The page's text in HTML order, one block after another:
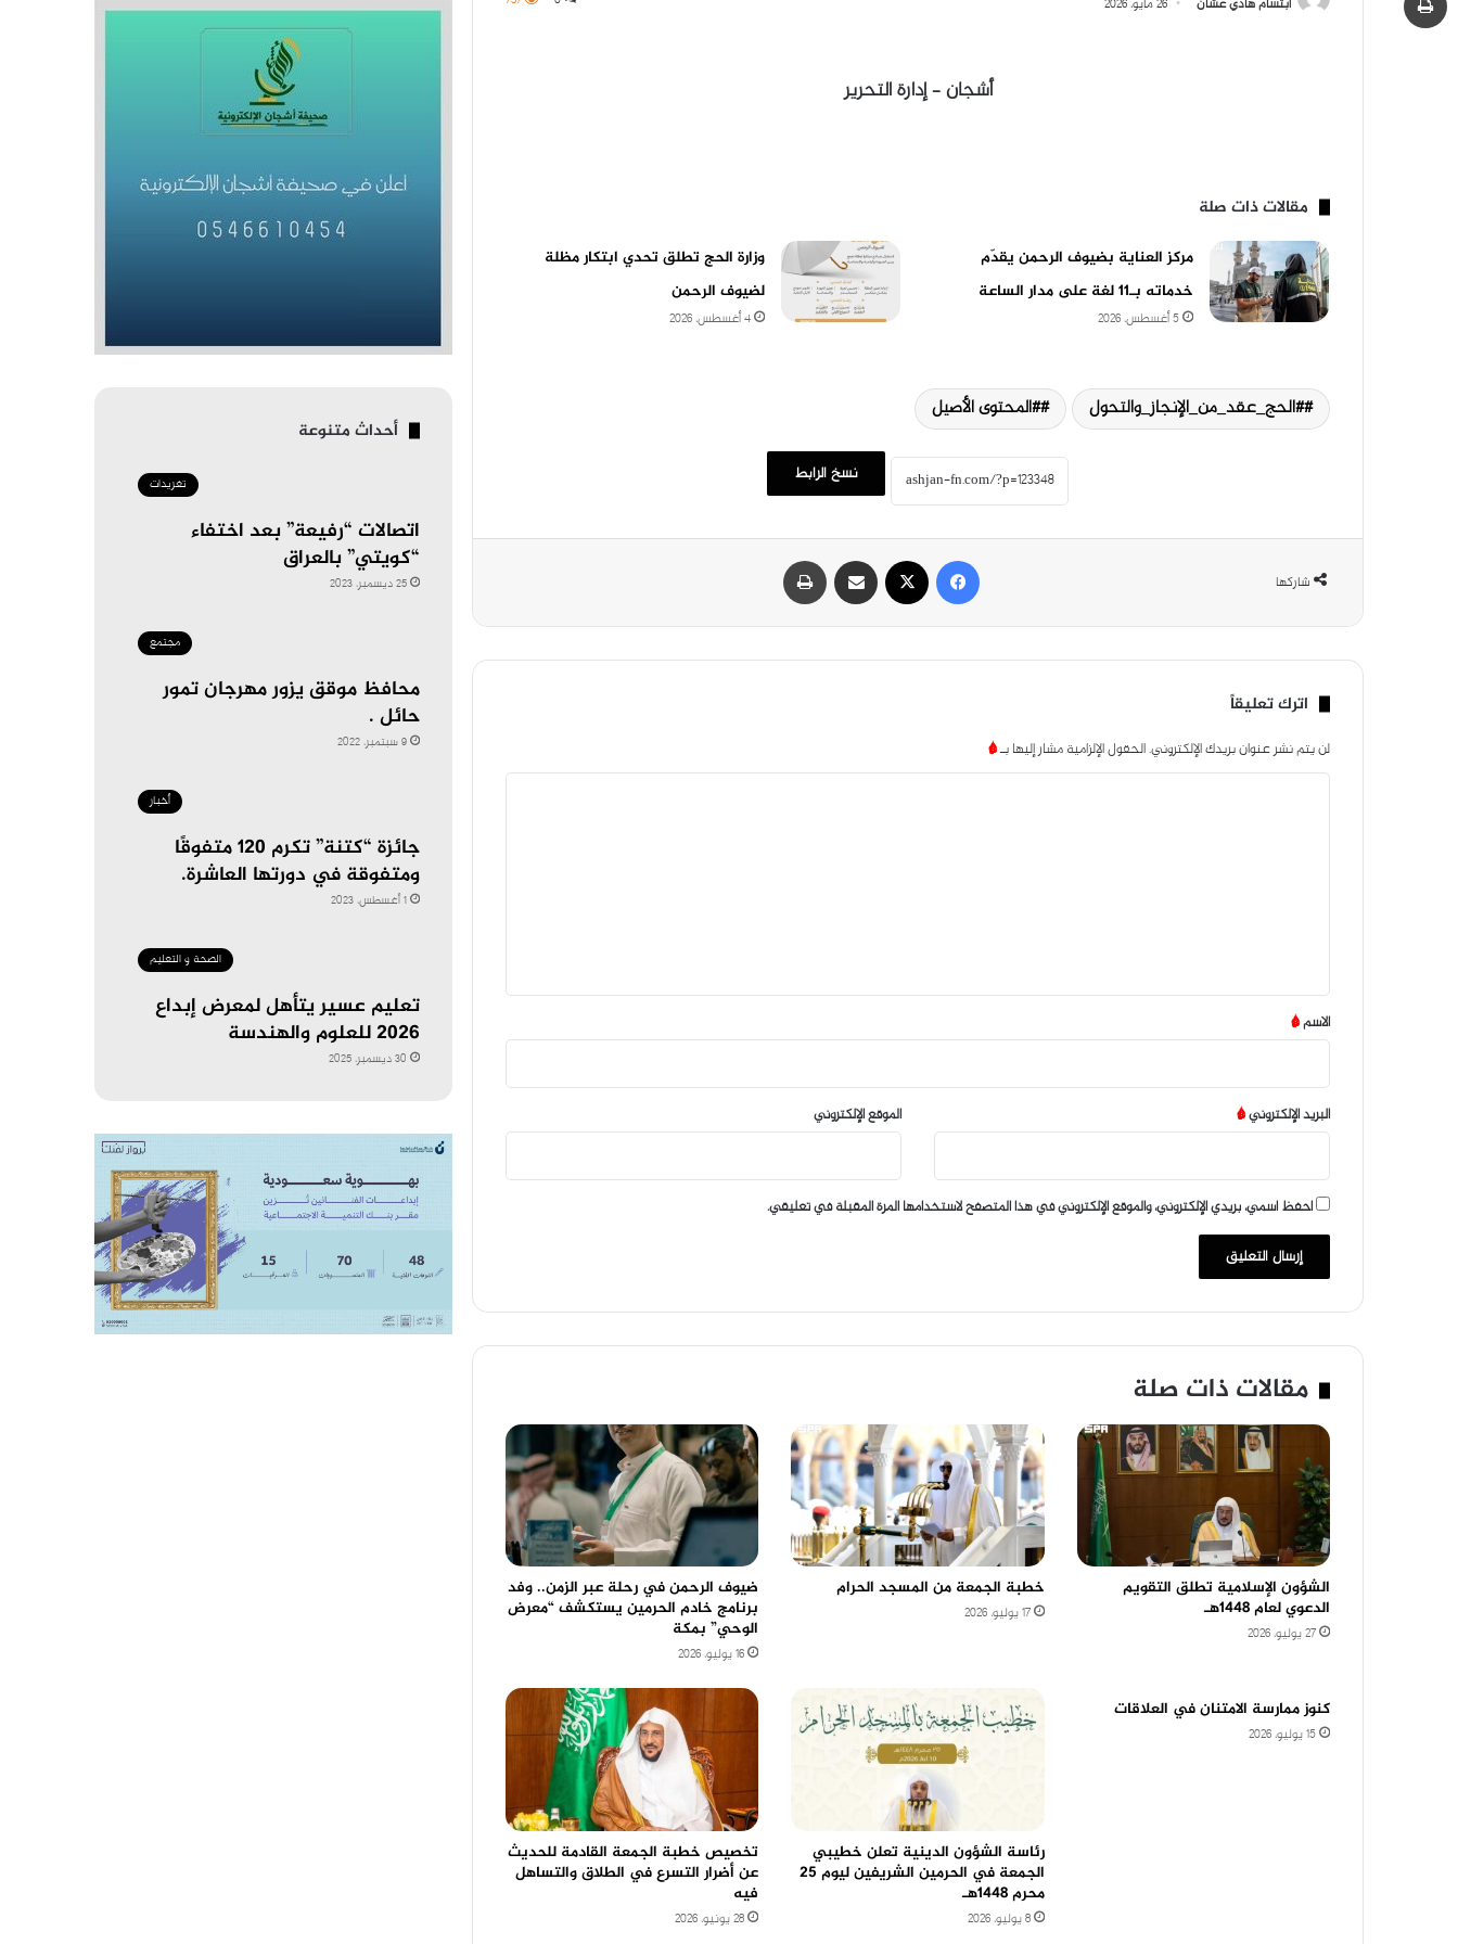
أشجان – إدارة التحرير
مقالات ذات صلة
مركز العناية بضيوف الرحمن يقدّم
خدماته بـ11 لغة على مدار الساعة
5 أغسطس، 2026
وزارة الحج تطلق تحدي ابتكار مظلة
لضيوف الرحمن
4 أغسطس، 2026
#الحج_عقد_من_الإنجاز_والتحول #المحتوى الأصيل
نسخ الرابط
شاركها
اترك تعليقاً
لن يتم نشر عنوان بريدك الإلكتروني.الحقول الإلزامية مشار إليها بـ*
*
الاسم*
البريد الإلكتروني* الموقع الإلكتروني
احفظ اسمي، بريدي الإلكتروني، والموقع الإلكتروني في هذا المتصفح لاستخدامها المرة المقبلة في تعليقي.
مقالات ذات صلة
الشؤون الإسلامية تطلق التقويم
الدعوي لعام 1448هـ
27 يوليو، 2026
خطبة الجمعة من المسجد الحرام
17 يوليو، 2026
ضيوف الرحمن في رحلة عبر الزمن.. وفد
برنامج خادم الحرمين يستكشف “معرض
الوحي” بمكة
16 يوليو، 2026
كنوز ممارسة الامتنان في العلاقات
15 يوليو، 2026
رئاسة الشؤون الدينية تعلن خطيبي
الجمعة في الحرمين الشريفين ليوم 25
محرم 1448هـ
8 يوليو، 2026
تخصيص خطبة الجمعة القادمة للحديث
عن أضرار التسرع في الطلاق والتساهل
فيه
28 يونيو، 2026
أحداث متنوعة
تغريدات
اتصالات “رفيعة” بعد اختفاء
“كويتي” بالعراق
25 ديسمبر، 2023
مجتمع
محافظ موقق يزور مهرجان تمور
حائل .
9 سبتمبر، 2022
أخبار
جائزة “كتنة” تكرم 120 متفوقًا
ومتفوقة في دورتها العاشرة.
1 أغسطس، 2023
الصحة و التعليم
تعليم عسير يتأهل لمعرض إبداع
2026 للعلوم والهندسة
30 ديسمبر، 2025